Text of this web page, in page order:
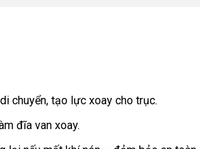
chuyển, tạo lực xoay cho trục.
đĩa van xoay.